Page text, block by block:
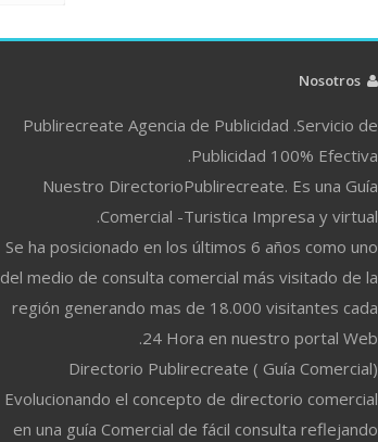
Nosotros
Publirecreate Agencia de Publicidad .Servicio de
Publicidad 100% Efectiva.
Nuestro DirectorioPublirecreate. Es una Guía
Comercial -Turistica Impresa y virtual.
Se ha posicionado en los últimos 6 años como uno
del medio de consulta comercial más visitado de la
región generando mas de 18.000 visitantes cada
24 Hora en nuestro portal Web.
Directorio Publirecreate ( Guía Comercial)
Evolucionando el concepto de directorio comercial
en una guía Comercial de fácil consulta reflejando